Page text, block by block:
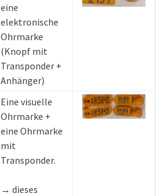
eine
elektronische
Ohrmarke
(Knopf mit
Transponder +
Anhänger)
Eine visuelle
Ohrmarke +
eine Ohrmarke
mit
Transponder.
→ dieses